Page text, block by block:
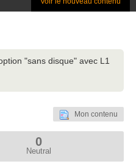
"sans disque" avec L1
Mon contenu
0
Neutral